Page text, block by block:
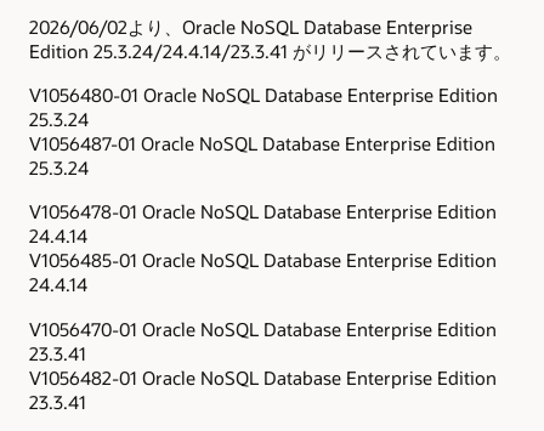
2026/06/02より、Oracle NoSQL Database Enterprise
Edition 25.3.24/24.4.14/23.3.41 がリリースされています。
V1056480-01 Oracle NoSQL Database Enterprise Edition
25.3.24
V1056487-01 Oracle NoSQL Database Enterprise Edition
25.3.24
V1056478-01 Oracle NoSQL Database Enterprise Edition
24.4.14
V1056485-01 Oracle NoSQL Database Enterprise Edition
24.4.14
V1056470-01 Oracle NoSQL Database Enterprise Edition
23.3.41
V1056482-01 Oracle NoSQL Database Enterprise Edition
23.3.41